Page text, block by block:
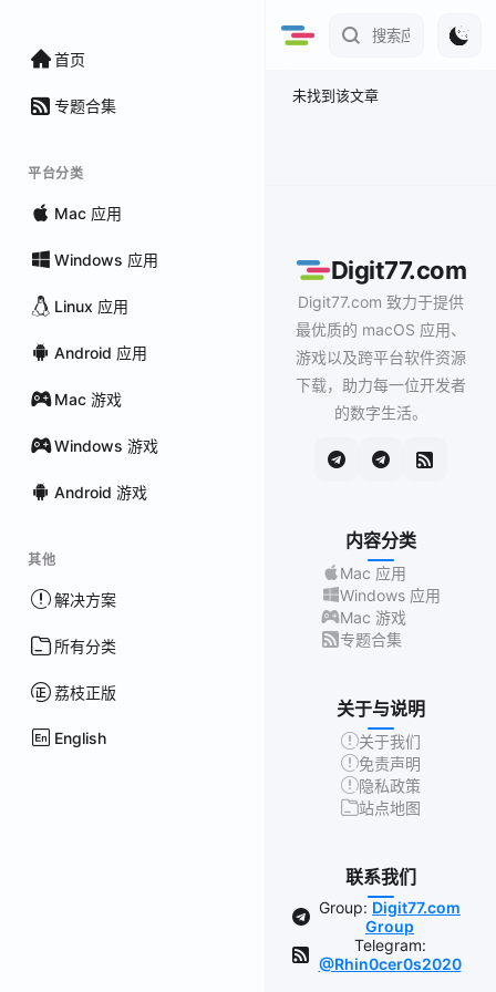
首页
专题合集
平台分类
Mac 应用
Windows 应用
Linux 应用
Android 应用
Mac 游戏
Windows 游戏
Android 游戏
其他
解决方案
所有分类
荔枝正版
English
未找到该文章
Digit77.com
Digit77.com 致力于提供
最优质的 macOS 应用、
游戏以及跨平台软件资源
下载，助力每一位开发者
的数字生活。
内容分类
Mac 应用
Windows 应用
Mac 游戏
专题合集
关于与说明
关于我们
免责声明
隐私政策
站点地图
联系我们
Group: Digit77.com
Group
Telegram:
@Rhin0cer0s2020